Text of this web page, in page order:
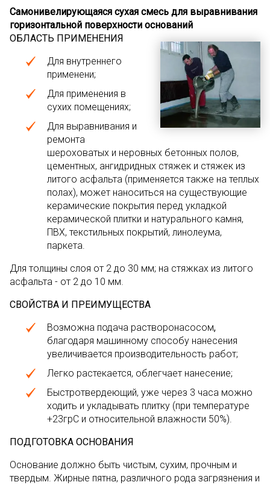
Самонивелирующаяся сухая смесь для выравнивания
горизонтальной поверхности оснований
ОБЛАСТЬ ПРИМЕНЕНИЯ
Для внутреннего
применени;
Для применения в
сухих помещениях;
Для выравнивания и
ремонта
шероховатых и неровных бетонных полов,
цементных, ангидридных стяжек и стяжек из
литого асфальта (применяется также на теплых
полах), может наноситься на существующие
керамические покрытия перед укладкой
керамической плитки и натурального камня,
ПВХ, текстильных покрытий, линолеума,
паркета.
Для толщины слоя от 2 до 30 мм; на стяжках из литого
асфальта - от 2 до 10 мм.
СВОЙСТВА И ПРЕИМУЩЕСТВА
Возможна подача растворонасосом,
благодаря машинному способу нанесения
увеличивается производительность работ;
Легко растекается, облегчает нанесение;
Быстротвердеющий, уже через 3 часа можно
ходить и укладывать плитку (при температуре
+23грC и относительной влажности 50%).
ПОДГОТОВКА ОСНОВАНИЯ
Основание должно быть чистым, сухим, прочным и
твердым. Жирные пятна, различного рода загрязнения и